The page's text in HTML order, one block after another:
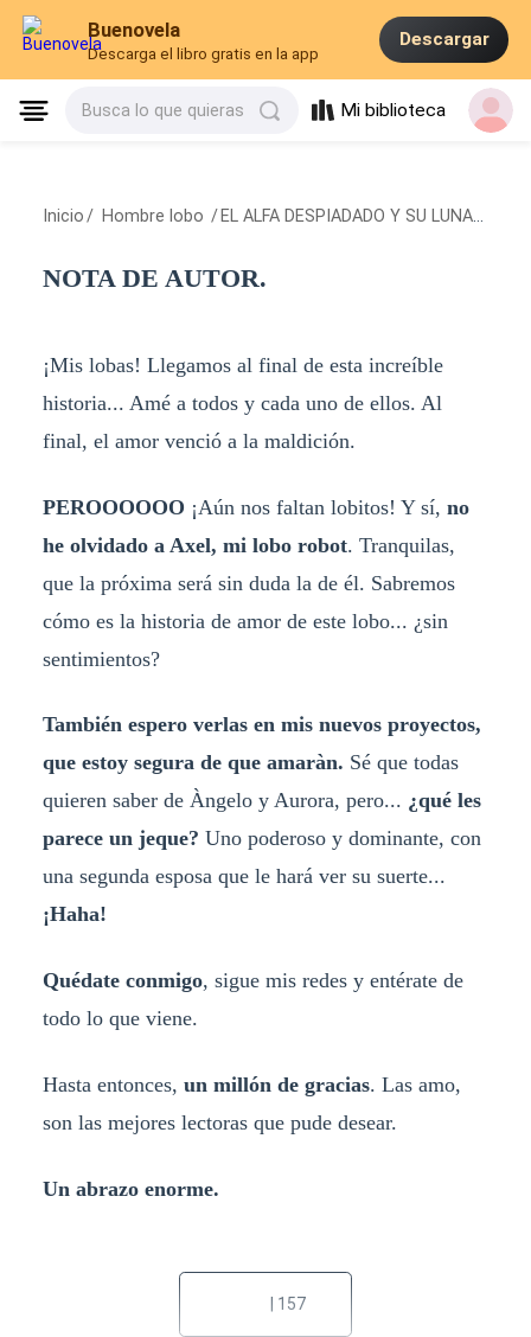
Buenovela
Descarga el libro gratis en la app
Descargar
Busca lo que quieras Mi biblioteca
Inicio / Hombre lobo / EL ALFA DESPIADADO Y SU LUNA FALSA.
NOTA DE AUTOR.
¡Mis lobas! Llegamos al final de esta increíble
historia... Amé a todos y cada uno de ellos. Al
final, el amor venció a la maldición.
PEROOOOOO ¡Aún nos faltan lobitos! Y sí, no
he olvidado a Axel, mi lobo robot. Tranquilas,
que la próxima será sin duda la de él. Sabremos
cómo es la historia de amor de este lobo... ¿sin
sentimientos?
También espero verlas en mis nuevos proyectos,
que estoy segura de que amaràn. Sé que todas
quieren saber de Àngelo y Aurora, pero... ¿qué les
parece un jeque? Uno poderoso y dominante, con
una segunda esposa que le hará ver su suerte...
¡Haha!
Quédate conmigo, sigue mis redes y entérate de
todo lo que viene.
Hasta entonces, un millón de gracias. Las amo,
son las mejores lectoras que pude desear.
Un abrazo enorme.
| 157